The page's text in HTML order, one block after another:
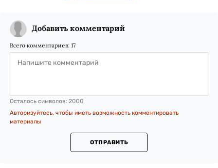
Добавить комментарий
Всего комментариев: 17
Осталось символов: 2000
Авторизуйтесь, чтобы иметь возможность комментировать
материалы
ОТПРАВИТЬ